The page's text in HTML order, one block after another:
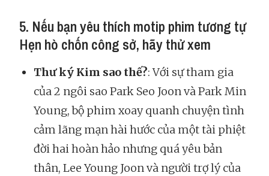
5. Nếu bạn yêu thích motip phim tương tự
Hẹn hò chốn công sở, hãy thử xem
Thư ký Kim sao thế?: Với sự tham gia
của 2 ngôi sao Park Seo Joon và Park Min
Young, bộ phim xoay quanh chuyện tình
cảm lãng mạn hài hước của một tài phiệt
đời hai hoàn hảo nhưng quá yêu bản
thân, Lee Young Joon và người trợ lý của